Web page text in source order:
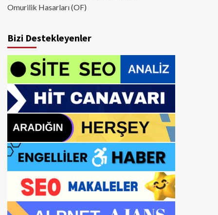
Omurilik Hasarları (OF)
Bizi Destekleyenler